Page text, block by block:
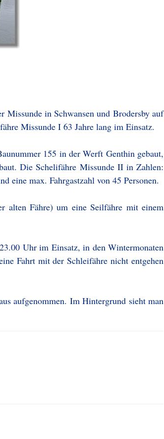
in Schwansen und Brodersby auf
Missunde I 63 Jahre lang im Einsatz.
155 in der Werft Genthin gebaut,
Die Schelifähre Missunde II in Zahlen:
eine max. Fahrgastzahl von 45 Personen.
alten Fähre) um eine Seilfähre mit einem
Uhr im Einsatz, in den Wintermonaten
Fahrt mit der Schleifähre nicht entgehen
aufgenommen. Im Hintergrund sieht man